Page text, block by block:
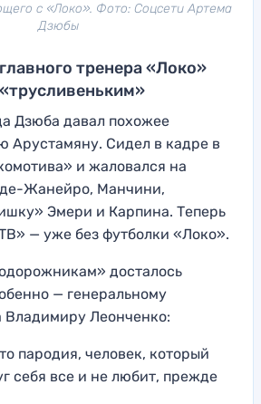
с «Локо». Фото: Соцсети Артема
Дзюбы
тренера «Локо»
Дзюба давал похожее
Арустамяну. Сидел в кадре в
и жаловался на
Жанейро, Манчини,
Эмери и Карпина. Теперь
— уже без футболки «Локо».
досталось
— генеральному
Владимиру Леонченко:
пародия, человек, который
себя все и не любит, прежде